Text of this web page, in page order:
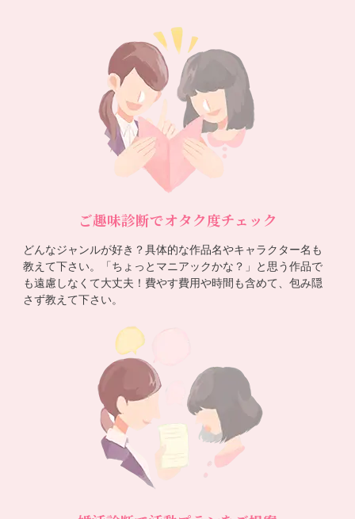
ご趣味診断でオタク度チェック
どんなジャンルが好き？具体的な作品名やキャラクター名も
教えて下さい。「ちょっとマニアックかな？」と思う作品で
も遠慮しなくて大丈夫！費やす費用や時間も含めて、包み隠
さず教えて下さい。